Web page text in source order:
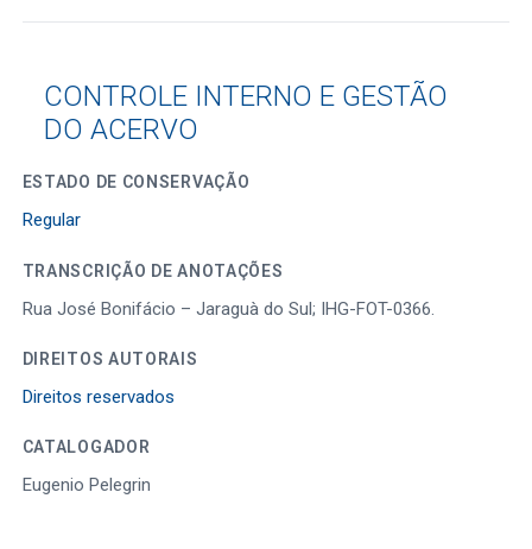
CONTROLE INTERNO E GESTÃO
DO ACERVO
ESTADO DE CONSERVAÇÃO
Regular
TRANSCRIÇÃO DE ANOTAÇÕES
Rua José Bonifácio – Jaraguà do Sul; IHG-FOT-0366.
DIREITOS AUTORAIS
Direitos reservados
CATALOGADOR
Eugenio Pelegrin